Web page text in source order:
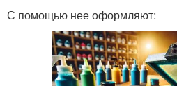
С помощью нее оформляют: